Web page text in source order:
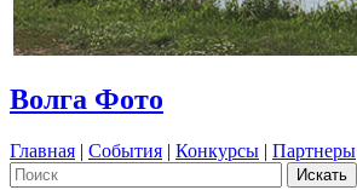
Волга Фото
Главная | События | Конкурсы | Партнеры